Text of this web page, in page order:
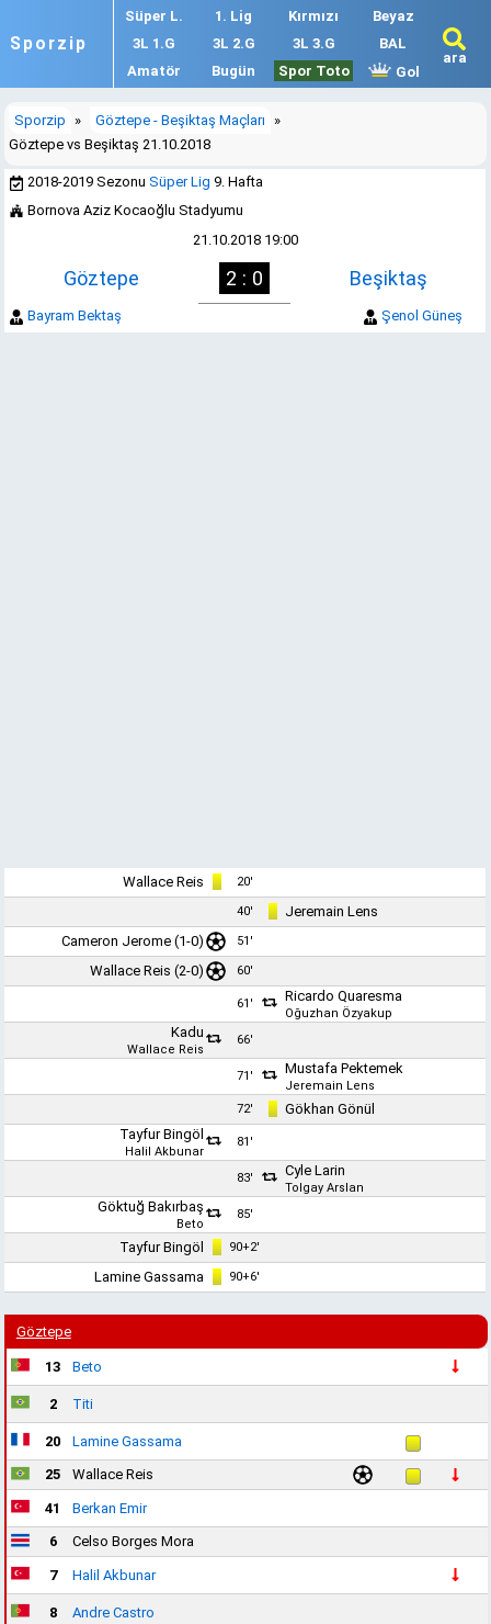
Sporzip
Süper L. 1. Lig Kırmızı
Beyaz
3L 1.G
3L 2.G 3L 3.G
BAL
Amatör
Bugün Spor Toto Gol
ara
Sporzip » Göztepe - Beşiktaş Maçları
»
Göztepe vs Beşiktaş 21.10.2018
2018-2019 SezonuSüper Lig 9. Hafta
Bornova Aziz Kocaoğlu Stadyumu
21.10.2018 19:00
Göztepe 2 : 0 Beşiktaş
Bayram Bektaş Şenol Güneş
Wallace Reis 20'
40'
Jeremain Lens
Cameron Jerome (1-0)
51'
Wallace Reis (2-0) 60'
61' Ricardo Quaresma
Oğuzhan Özyakup
Kadu
Wallace Reis
66'
71' Mustafa Pektemek
Jeremain Lens
72'
Gökhan Gönül
Tayfur Bingöl
Halil Akbunar
81'
83' Cyle Larin
Tolgay Arslan
Göktuğ Bakırbaş
Beto
85'
Tayfur Bingöl 90+2'
Lamine Gassama 90+6'
Göztepe
13 Beto
2 Titi
20
Lamine Gassama
25
Wallace Reis
41
Berkan Emir
6
Celso Borges Mora
7 Halil Akbunar
8 Andre Castro